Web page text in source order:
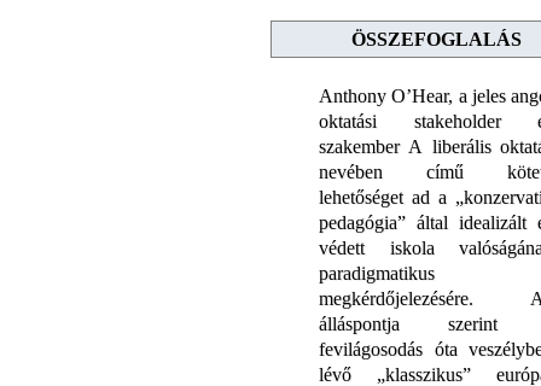
ÖSSZEFOGLALÁS
Anthony O’Hear, a jeles
oktatási stakeholder
szakember A liberális
nevében című
lehetőséget ad a
pedagógia” által idealizált
védett iskola
paradigmatikus
megkérdőjelezésére.
álláspontja szerint
fevilágosodás óta
lévő „klasszikus”